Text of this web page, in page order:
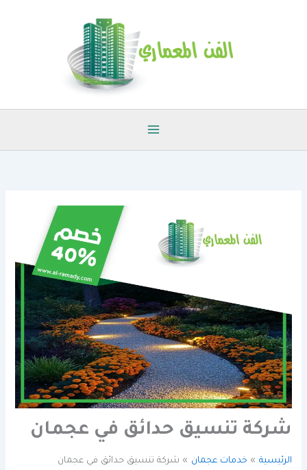
شركة تنسيق حدائق في عجمان
الرئيسية خدمات عجمان شركة تنسيق حدائق في عجمان